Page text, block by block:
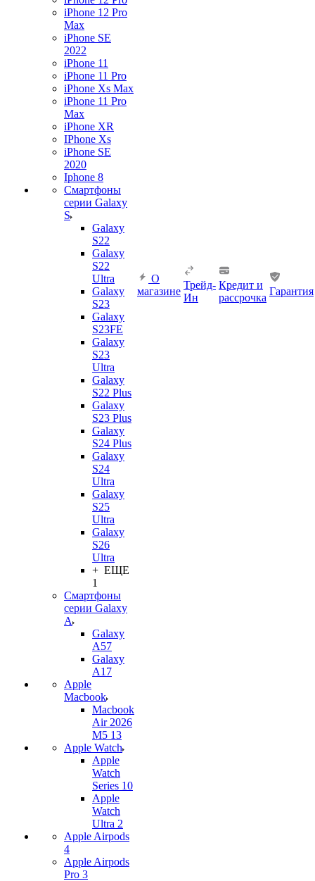
iPhone 12 Pro
Max
iPhone SE
2022
iPhone 11
iPhone 11 Pro
iPhone Xs Max
iPhone 11 Pro
Max
iPhone XR
IPhone Xs
iPhone SE
2020
Iphone 8
Смартфоны
серии Galaxy
S
Galaxy
S22
Galaxy
S22
Ultra
Galaxy
S23
Galaxy
S23FE
Galaxy
S23
Ultra
Galaxy
S22 Plus
Galaxy
S23 Plus
Galaxy
S24 Plus
Galaxy
S24
Ultra
Galaxy
S25
Ultra
Galaxy
S26
Ultra
+ ЕЩЕ
1
Смартфоны
серии Galaxy
A
Galaxy
A57
Galaxy
A17
Apple
Macbook
Macbook
Air 2026
M5 13
Apple Watch
Apple
Watch
Series 10
Apple
Watch
Ultra 2
Apple Airpods
4
Apple Airpods
Pro 3
О
магазине
Трейд-
Ин
Кредит и
рассрочка
Гарантия